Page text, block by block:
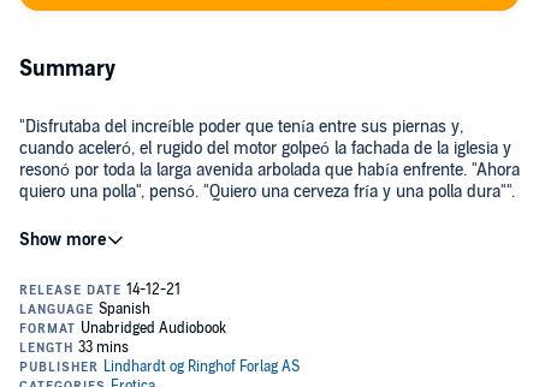
Summary
"Disfrutaba del increíble poder que tenía entre sus piernas y,
cuando aceleró, el rugido del motor golpeó la fachada de la iglesia y
resonó por toda la larga avenida arbolada que había enfrente. "Ahora
quiero una polla", pensó. "Quiero una cerveza fría y una polla dura"".
No es un día fácil para Julia, pero alguien con su determinación no
visitar a Mattias. Juntos vivirán una ardiente noche de sexo que no
solo desencadenará toda su pasión, sino que también la liberará de
sus propias ataduras.
Alexandra Södergran es una autora sueca anónima de relatos